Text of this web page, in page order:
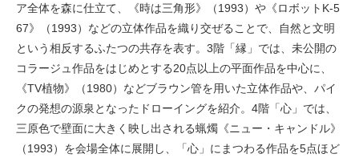
ア全体を森に仕立て、《時は三角形》（1993）や《ロボットK-5
67》（1993）などの立体作品を織り交ぜることで、自然と文明
という相反するふたつの共存を表す。3階「縁」では、未公開の
コラージュ作品をはじめとする20点以上の平面作品を中心に、
《TV植物》（1980）などブラウン管を用いた立体作品や、パイ
クの発想の源泉となったドローイングを紹介。4階「心」では、
三原色で壁面に大きく映し出される蝋燭《ニュー・キャンドル》
（1993）を会場全体に展開し、「心」にまつわる作品を5点ほど